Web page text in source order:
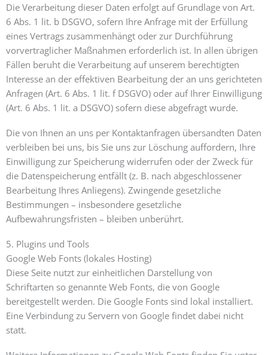
Die Verarbeitung dieser Daten erfolgt auf Grundlage von Art.
6 Abs. 1 lit. b DSGVO, sofern Ihre Anfrage mit der Erfüllung
eines Vertrags zusammenhängt oder zur Durchführung
vorvertraglicher Maßnahmen erforderlich ist. In allen übrigen
Fällen beruht die Verarbeitung auf unserem berechtigten
Interesse an der effektiven Bearbeitung der an uns gerichteten
Anfragen (Art. 6 Abs. 1 lit. f DSGVO) oder auf Ihrer Einwilligung
(Art. 6 Abs. 1 lit. a DSGVO) sofern diese abgefragt wurde.
Die von Ihnen an uns per Kontaktanfragen übersandten Daten
verbleiben bei uns, bis Sie uns zur Löschung auffordern, Ihre
Einwilligung zur Speicherung widerrufen oder der Zweck für
die Datenspeicherung entfällt (z. B. nach abgeschlossener
Bearbeitung Ihres Anliegens). Zwingende gesetzliche
Bestimmungen – insbesondere gesetzliche
Aufbewahrungsfristen – bleiben unberührt.
5. Plugins und Tools
Google Web Fonts (lokales Hosting)
Diese Seite nutzt zur einheitlichen Darstellung von
Schriftarten so genannte Web Fonts, die von Google
bereitgestellt werden. Die Google Fonts sind lokal installiert.
Eine Verbindung zu Servern von Google findet dabei nicht
statt.